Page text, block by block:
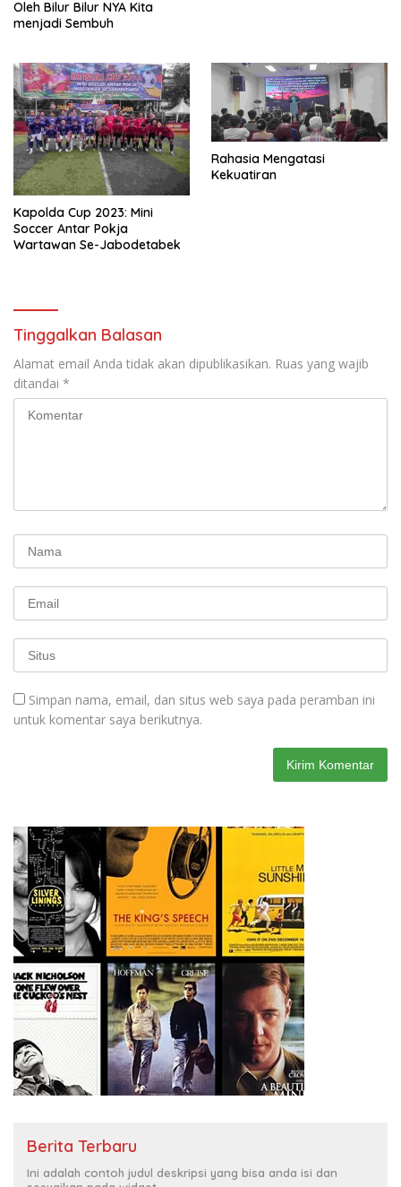
Oleh Bilur Bilur NYA Kita
menjadi Sembuh
Kapolda Cup 2023: Mini
Soccer Antar Pokja
Wartawan Se-Jabodetabek
Rahasia Mengatasi
Kekuatiran
Tinggalkan Balasan
Alamat email Anda tidak akan dipublikasikan. Ruas yang wajib
ditandai *
Simpan nama, email, dan situs web saya pada peramban ini
untuk komentar saya berikutnya.
Berita Terbaru
Ini adalah contoh judul deskripsi yang bisa anda isi dan